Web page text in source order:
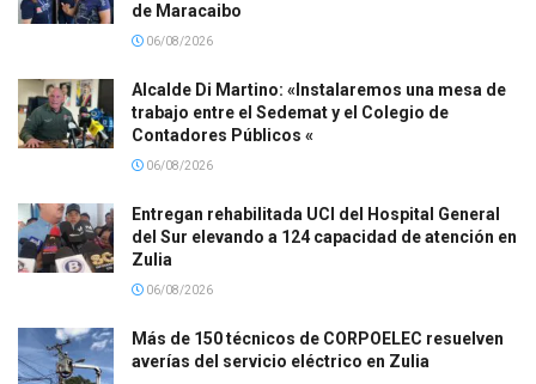
de Maracaibo
06/08/2026
Alcalde Di Martino: «Instalaremos una mesa de
trabajo entre el Sedemat y el Colegio de
Contadores Públicos «
06/08/2026
Entregan rehabilitada UCI del Hospital General
del Sur elevando a 124 capacidad de atención en
Zulia
06/08/2026
Más de 150 técnicos de CORPOELEC resuelven
averías del servicio eléctrico en Zulia